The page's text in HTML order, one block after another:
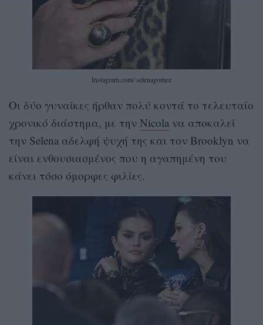
Instagram.com/ selenagomez
Οι δύο γυναίκες ήρθαν πολύ κοντά το τελευταίο
χρονικό διάστημα, με την Nicola να αποκαλεί
την Selena αδελφή ψυχή της και τον Brooklyn να
είναι ενθουσιασμένος που η αγαπημένη του
κάνει τόσο όμορφες φιλίες.